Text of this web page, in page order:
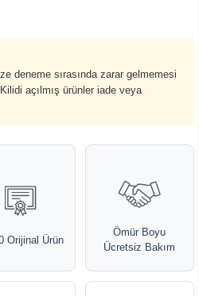
deneme sırasında zarar gelmemesi
açılmış ürünler iade veya
Orijinal Ürün
Ömür Boyu
Ücretsiz Bakım